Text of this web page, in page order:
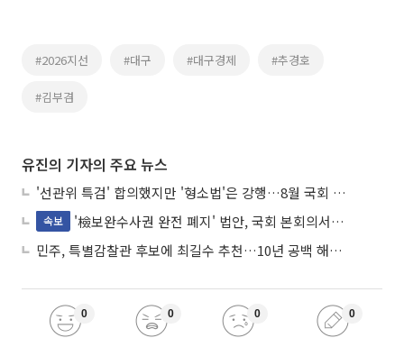
#2026지선 #대구 #대구경제 #추경호
#김부겸
유진의 기자의 주요 뉴스
'선관위 특검' 합의했지만 '형소법'은 강행…8월 국회 '입법 2차전' 예고
속보
'檢보완수사권 완전 폐지' 법안, 국회 본회의서 민주당 주도 통과
민주, 특별감찰관 후보에 최길수 추천…10년 공백 해소 속도
0 0 0 0